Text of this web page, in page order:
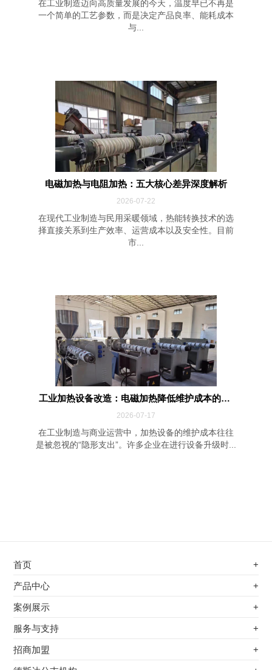
在工业制造迈向高质量发展的今天，温度早已不再是
一个简单的工艺参数，而是决定产品良率、能耗成本
与...
电磁加热与电阻加热：五大核心差异深度解析
2026-07-22
在现代工业制造与民用采暖领域，热能转换技术的选
择直接关系到生产效率、运营成本以及安全性。目前
市...
工业加热设备改造：电磁加热降低维护成本的四...
2026-07-17
在工业制造与商业运营中，加热设备的维护成本往往
是被忽视的“隐形支出”。许多企业在进行设备升级时...
首页 +
不锈钢专用电磁加热器
电磁蒸汽发生器
产品中心 +
不锈钢专用电磁加热器
电磁蒸汽发生器
案例展示 +
最新案例
其他应用
服务与支持 +
服务覆盖网络
服务流程
招商加盟 +